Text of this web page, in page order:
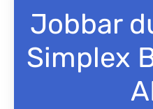
Jobbar
Simplex